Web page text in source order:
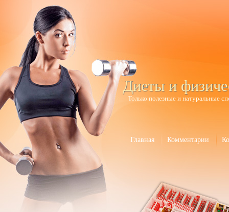
Диеты и
Только полезные и натуральные
Главная Комментарии